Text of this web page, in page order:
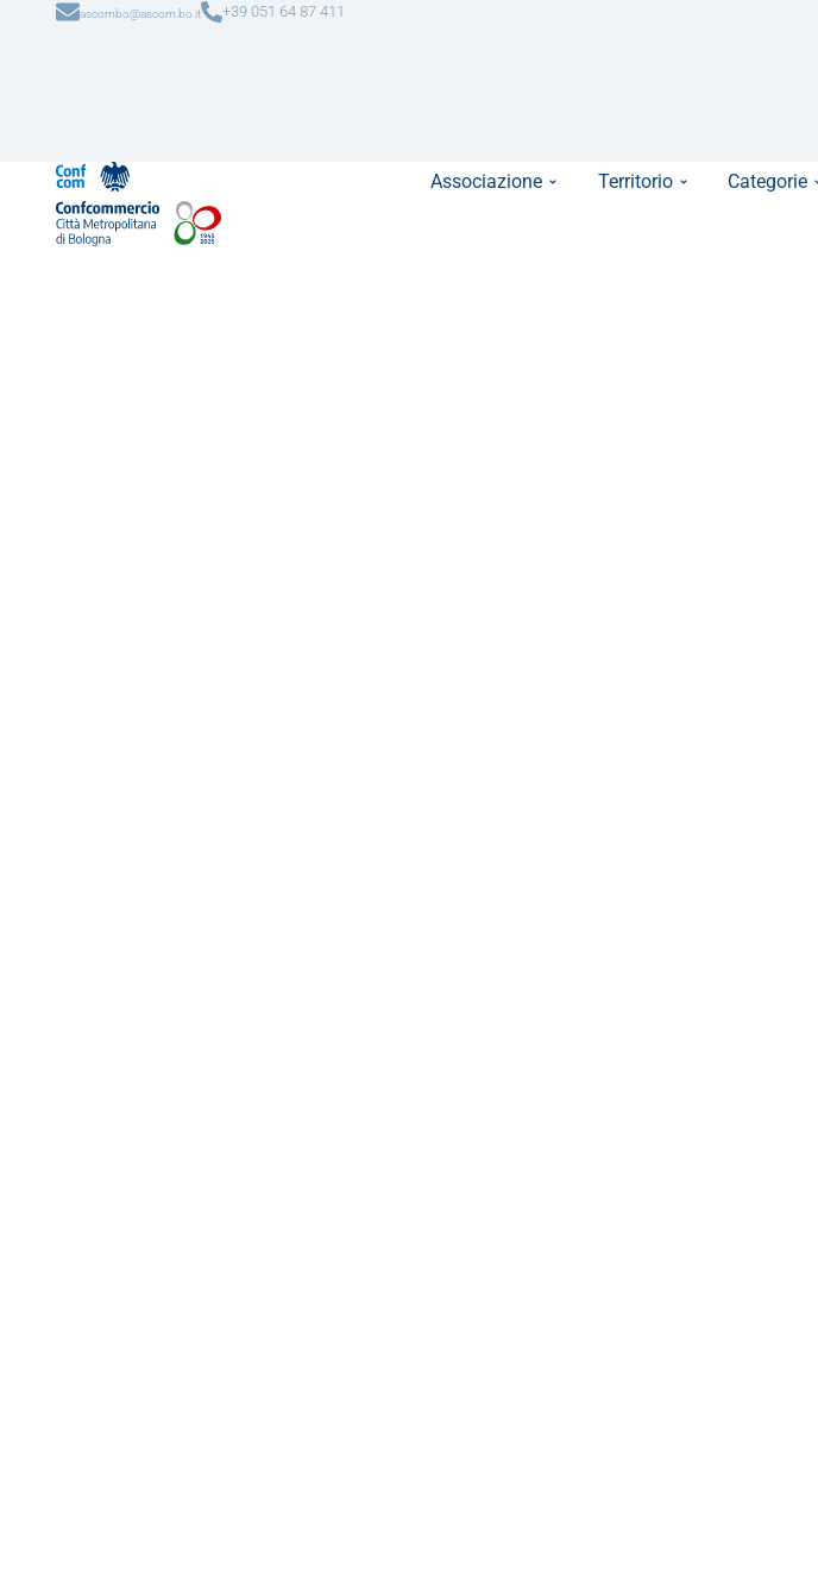
ascombo@ascom.bo.it +39 051 64 87 411
Associazione Territorio Categorie